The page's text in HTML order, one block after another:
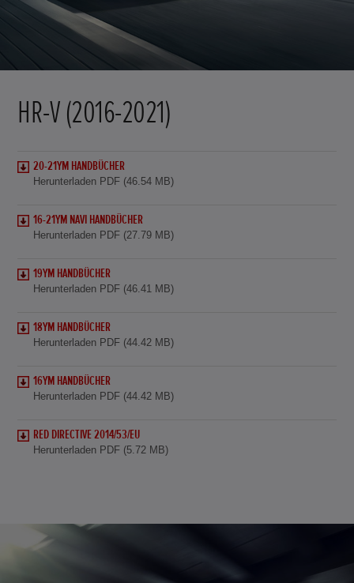
HR-V (2016-2021)
20-21YM HANDBÜCHER
Herunterladen PDF (46.54 MB)
16-21YM NAVI HANDBÜCHER
Herunterladen PDF (27.79 MB)
19YM HANDBÜCHER
Herunterladen PDF (46.41 MB)
18YM HANDBÜCHER
Herunterladen PDF (44.42 MB)
16YM HANDBÜCHER
Herunterladen PDF (44.42 MB)
RED DIRECTIVE 2014/53/EU
Herunterladen PDF (5.72 MB)